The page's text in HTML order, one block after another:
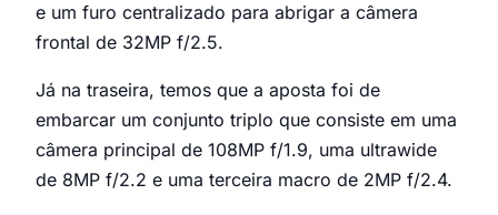
e um furo centralizado para abrigar a câmera
frontal de 32MP f/2.5.
Já na traseira, temos que a aposta foi de
embarcar um conjunto triplo que consiste em uma
câmera principal de 108MP f/1.9, uma ultrawide
de 8MP f/2.2 e uma terceira macro de 2MP f/2.4.